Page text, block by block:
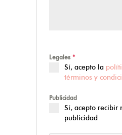
HOME
ÁREA DE
ÁREA DE
Legales *
Sí, acepto la
términos y
Publicidad
Sí, acepto recibir
publicidad